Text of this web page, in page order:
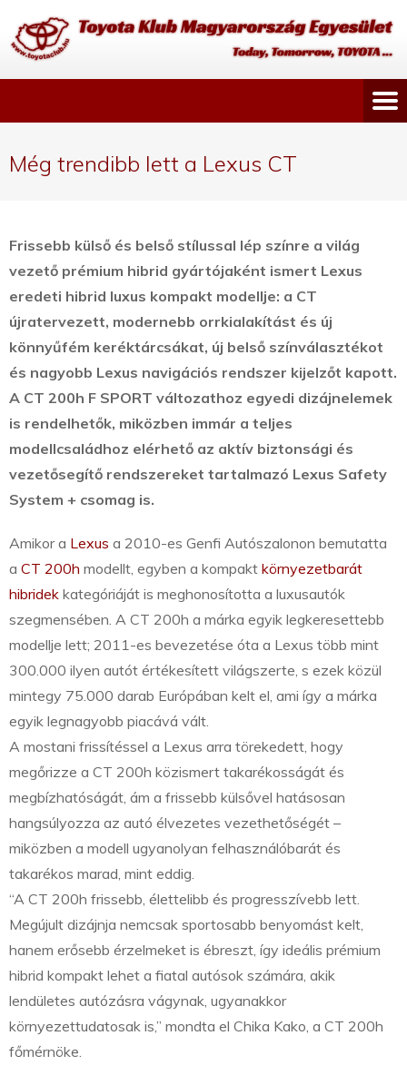
Még trendibb lett a Lexus CT
Frissebb külső és belső stílussal lép színre a világ
vezető prémium hibrid gyártójaként ismert Lexus
eredeti hibrid luxus kompakt modellje: a CT
újratervezett, modernebb orrkialakítást és új
könnyűfém keréktárcsákat, új belső színválasztékot
és nagyobb Lexus navigációs rendszer kijelzőt kapott.
A CT 200h F SPORT változathoz egyedi dizájnelemek
is rendelhetők, miközben immár a teljes
modellcsaládhoz elérhető az aktív biztonsági és
vezetősegítő rendszereket tartalmazó Lexus Safety
System + csomag is.
Amikor a Lexus a 2010-es Genfi Autószalonon bemutatta
a CT 200h modellt, egyben a kompakt környezetbarát
hibridek kategóriáját is meghonosította a luxusautók
szegmensében. A CT 200h a márka egyik legkeresettebb
modellje lett; 2011-es bevezetése óta a Lexus több mint
300.000 ilyen autót értékesített világszerte, s ezek közül
mintegy 75.000 darab Európában kelt el, ami így a márka
egyik legnagyobb piacává vált.
A mostani frissítéssel a Lexus arra törekedett, hogy
megőrizze a CT 200h közismert takarékosságát és
megbízhatóságát, ám a frissebb külsővel hatásosan
hangsúlyozza az autó élvezetes vezethetőségét –
miközben a modell ugyanolyan felhasználóbarát és
takarékos marad, mint eddig.
“A CT 200h frissebb, élettelibb és progresszívebb lett.
Megújult dizájnja nemcsak sportosabb benyomást kelt,
hanem erősebb érzelmeket is ébreszt, így ideális prémium
hibrid kompakt lehet a fiatal autósok számára, akik
lendületes autózásra vágynak, ugyanakkor
környezettudatosak is,” mondta el Chika Kako, a CT 200h
főmérnöke.